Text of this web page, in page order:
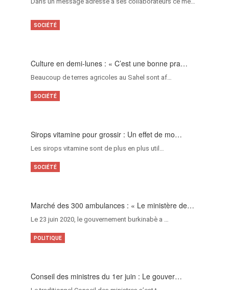
Culture en demi-lunes : « C’est une bonne pra…
Beaucoup de terres agricoles au Sahel sont af…
SOCIÉTÉ
Sirops vitamine pour grossir : Un effet de mo…
Les sirops vitamine sont de plus en plus util…
SOCIÉTÉ
Marché des 300 ambulances : « Le ministère de…
Le 23 juin 2020, le gouvernement burkinabè a …
SOCIÉTÉ
Conseil des ministres du 1er juin : Le gouver…
POLITIQUE